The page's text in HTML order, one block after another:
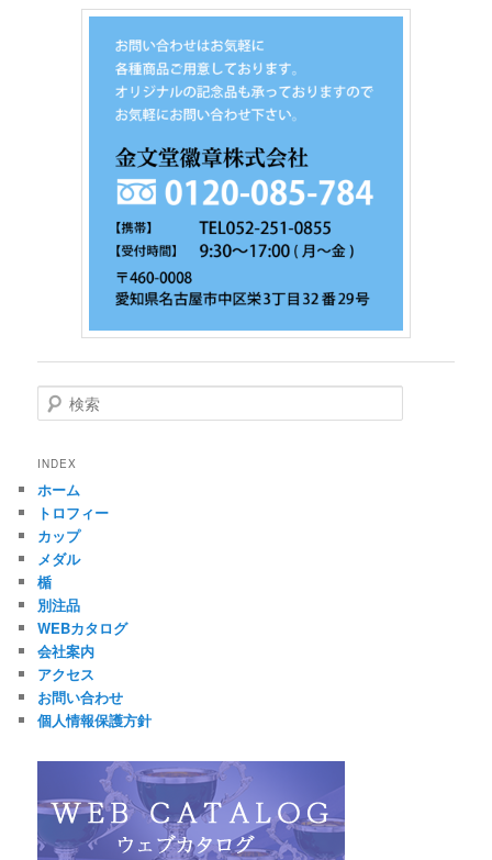
検
索
INDEX
ホーム
トロフィー
カップ
メダル
楯
別注品
WEBカタログ
会社案内
アクセス
お問い合わせ
個人情報保護方針